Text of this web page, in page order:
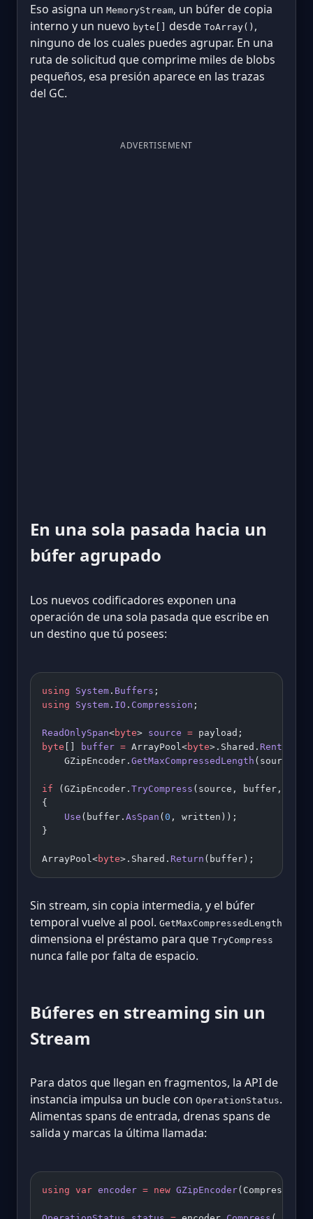
Eso asigna un MemoryStream, un búfer de copia
interno y un nuevo byte[] desde ToArray() ,
ninguno de los cuales puedes agrupar. En una
ruta de solicitud que comprime miles de blobs
pequeños, esa presión aparece en las trazas
del GC.
ADVERTISEMENT
En una sola pasada hacia un
búfer agrupado
Los nuevos codificadores exponen una
operación de una sola pasada que escribe en
un destino que tú posees:
using System . Buffers ;
using System . IO . Compression ;
ReadOnlySpan<byte> source = payload;
byte [] buffer = ArrayPool<byte>.Shared. Rent
    GZipEncoder.
GetMaxCompressedLength
if (GZipEncoder. TryCompress (source, buffer,
{
    Use
(buffer. AsSpan (0 , written));
}
ArrayPool<byte>.Shared. Return (buffer);
Sin stream, sin copia intermedia, y el búfer
temporal vuelve al pool. GetMaxCompressedLength
dimensiona el préstamo para que TryCompress
nunca falle por falta de espacio.
Búferes en streaming sin un
Stream
Para datos que llegan en fragmentos, la API de
instancia impulsa un bucle con OperationStatus.
Alimentas spans de entrada, drenas spans de
salida y marcas la última llamada:
using var encoder = new GZipEncoder